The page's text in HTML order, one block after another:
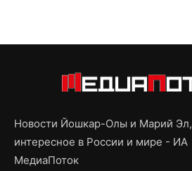
Новости Йошкар-Олы и Марий Эл,
интересное в России и мире - ИА
МедиаПоток